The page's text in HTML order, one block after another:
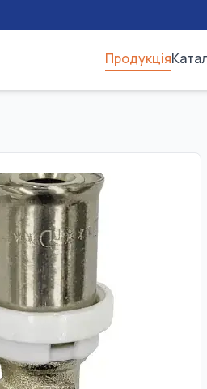
Продукція